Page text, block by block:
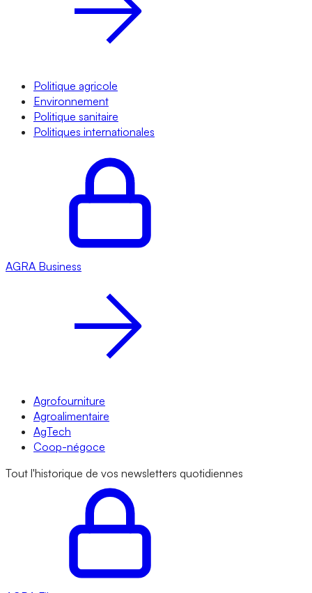
Politique agricole
Environnement
Politique sanitaire
Politiques internationales
AGRA Business
Agrofourniture
Agroalimentaire
AgTech
Coop-négoce
Tout l'historique de vos newsletters quotidiennes